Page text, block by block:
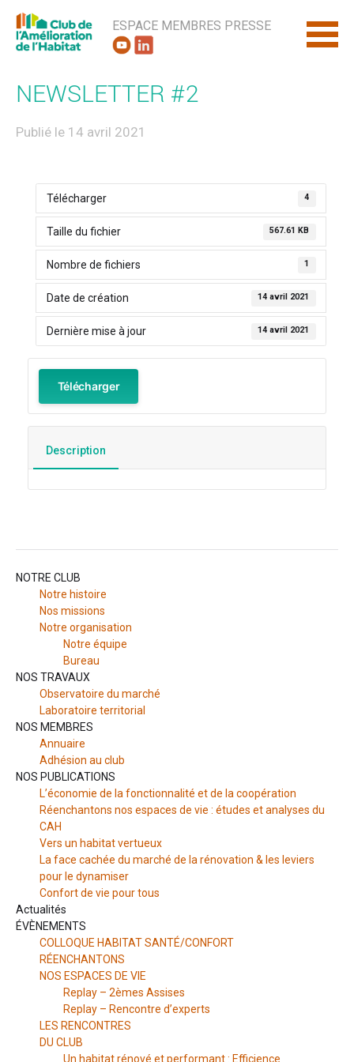
ESPACE MEMBRES PRESSE
NEWSLETTER #2
Publié le 14 avril 2021
Télécharger 4
Taille du fichier 567.61 KB
Nombre de fichiers 1
Date de création 14 avril 2021
Dernière mise à jour 14 avril 2021
Télécharger
Description
NOTRE CLUB
Notre histoire
Nos missions
Notre organisation
Notre équipe
Bureau
NOS TRAVAUX
Observatoire du marché
Laboratoire territorial
NOS MEMBRES
Annuaire
Adhésion au club
NOS PUBLICATIONS
L’économie de la fonctionnalité et de la coopération
Réenchantons nos espaces de vie : études et analyses du
CAH
Vers un habitat vertueux
La face cachée du marché de la rénovation & les leviers
pour le dynamiser
Confort de vie pour tous
Actualités
ÉVÈNEMENTS
COLLOQUE HABITAT SANTÉ/CONFORT
RÉENCHANTONS
NOS ESPACES DE VIE
Replay – 2èmes Assises
Replay – Rencontre d’experts
LES RENCONTRES
DU CLUB
Un habitat rénové et performant : Efficience